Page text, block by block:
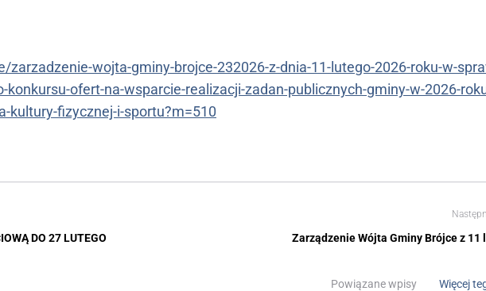
wojta-gminy-brojce-232026-z-dnia-11-lutego-2026-roku-w-
ofert-na-wsparcie-realizacji-zadan-publicznych-gminy-w-2026-
kultury-fizycznej-i-sportu?m=510
DO 27 LUTEGO Zarządzenie Wójta Gminy Brójce z 11
Powiązane wpisy Więcej